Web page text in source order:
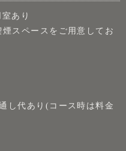
あり
スペースをご用意してお
し代あり(コース時は料金